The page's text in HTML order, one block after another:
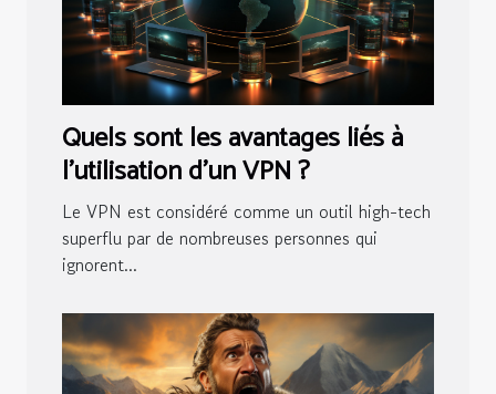
Quels sont les avantages liés à
l’utilisation d’un VPN ?
Le VPN est considéré comme un outil high-tech
superflu par de nombreuses personnes qui
ignorent...